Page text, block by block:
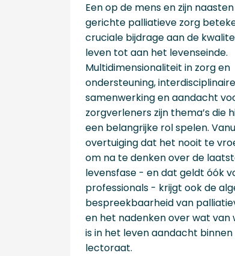
Een op de mens en zijn naasten
gerichte palliatieve zorg
cruciale bijdrage aan de
leven tot aan het levenseinde.
Multidimensionaliteit in zorg en
ondersteuning, interdisciplinaire
samenwerking en aandacht
zorgverleners zijn thema’s die
een belangrijke rol spelen.
overtuiging dat het nooit te
om na te denken over de
levensfase - en dat geldt óók
professionals - krijgt ook de
bespreekbaarheid van
en het nadenken over wat van
is in het leven aandacht
lectoraat.